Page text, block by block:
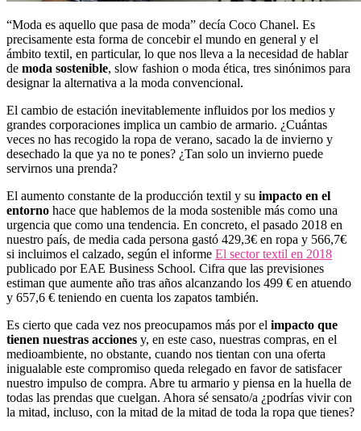
“Moda es aquello que pasa de moda” decía Coco Chanel. Es
precisamente esta forma de concebir el mundo en general y el
ámbito textil, en particular, lo que nos lleva a la necesidad de hablar
de moda sostenible, slow fashion o moda ética, tres sinónimos para
designar la alternativa a la moda convencional.
El cambio de estación inevitablemente influidos por los medios y
grandes corporaciones implica un cambio de armario. ¿Cuántas
veces no has recogido la ropa de verano, sacado la de invierno y
desechado la que ya no te pones? ¿Tan solo un invierno puede
servirnos una prenda?
El aumento constante de la producción textil y su impacto en el
entorno hace que hablemos de la moda sostenible más como una
urgencia que como una tendencia. En concreto, el pasado 2018 en
nuestro país, de media cada persona gastó 429,3€ en ropa y 566,7€
si incluimos el calzado, según el informe El sector textil en 2018
publicado por EAE Business School. Cifra que las previsiones
estiman que aumente año tras años alcanzando los 499 € en atuendo
y 657,6 € teniendo en cuenta los zapatos también.
Es cierto que cada vez nos preocupamos más por el impacto que
tienen nuestras acciones y, en este caso, nuestras compras, en el
medioambiente, no obstante, cuando nos tientan con una oferta
inigualable este compromiso queda relegado en favor de satisfacer
nuestro impulso de compra. Abre tu armario y piensa en la huella de
todas las prendas que cuelgan. Ahora sé sensato/a ¿podrías vivir con
la mitad, incluso, con la mitad de la mitad de toda la ropa que tienes?